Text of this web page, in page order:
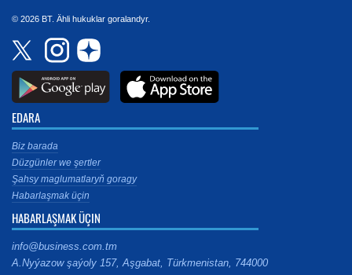
© 2026 BT. Ähli hukuklar goralandyr.
EDARA
Biz barada
Düzgünler we şertler
Şahsy maglumatlaryň goragy
Habarlaşmak üçin
HABARLAŞMAK ÜÇIN
info@business.com.tm
A.Nyýazow şaýoly 157, Aşgabat, Türkmenistan, 744000